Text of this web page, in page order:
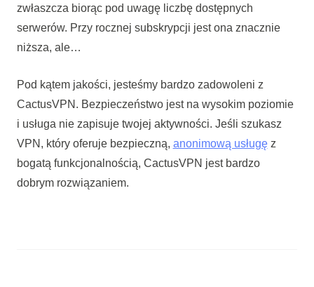
zwłaszcza biorąc pod uwagę liczbę dostępnych
serwerów. Przy rocznej subskrypcji jest ona znacznie
niższa, ale…
Pod kątem jakości, jesteśmy bardzo zadowoleni z
CactusVPN. Bezpieczeństwo jest na wysokim poziomie
i usługa nie zapisuje twojej aktywności. Jeśli szukasz
VPN, który oferuje bezpieczną, anonimową usługęz
bogatą funkcjonalnością, CactusVPN jest bardzo
dobrym rozwiązaniem.